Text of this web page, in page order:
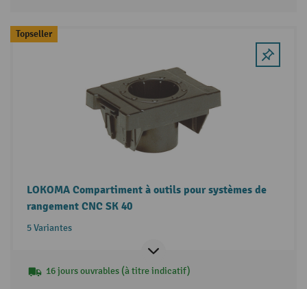
Topseller
LOKOMA Compartiment à outils pour systèmes de
rangement CNC SK 40
5 Variantes
16 jours ouvrables (à titre indicatif)